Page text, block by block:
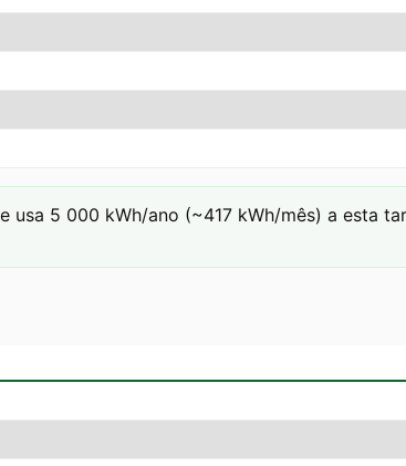
usa 5 000 kWh/ano (~417 kWh/mês) a esta